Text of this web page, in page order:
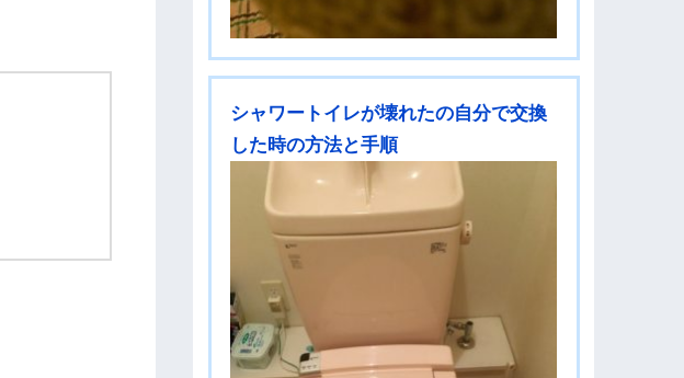
シャワートイレが壊れたの自分で交換
した時の方法と手順